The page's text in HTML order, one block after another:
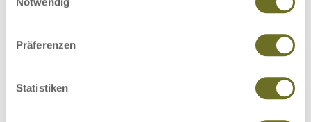
Präferenzen
Statistiken
€ 2.899,00